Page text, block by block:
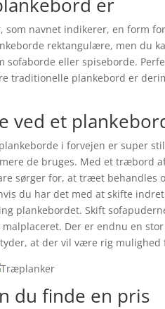
som navnet indikerer, en form
rektangulære, men du
sofaborde eller spiseborde.
traditionelle plankebord er
ved et
i forvejen er super
de bruges. Med et træbord
sørger for, at træet behandles
du har det med at skifte
plankebordet. Skift
malplaceret. Der er endnu en
at der vil være rig
du finde en pris